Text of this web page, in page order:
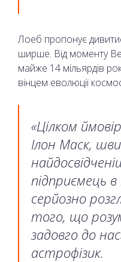
Лоеб пропонує
ширше. Від моменту
майже 14 мільярдів
вінцем еволюції
«Цілком
Ілон Маск,
підприємець
серйозно
того, що
задовго до
астрофізик.